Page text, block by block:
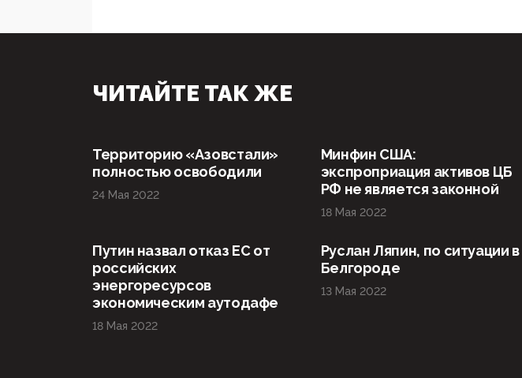
ЧИТАЙТЕ ТАК ЖЕ
Территорию «Азовстали»
полностью освободили
24 Мая 2022
Минфин США:
экспроприация активов ЦБ
РФ не является законной
18 Мая 2022
Путин назвал отказ ЕС от
российских
энергоресурсов
экономическим аутодафе
18 Мая 2022
Руслан Ляпин, по ситуации в
Белгороде
13 Мая 2022